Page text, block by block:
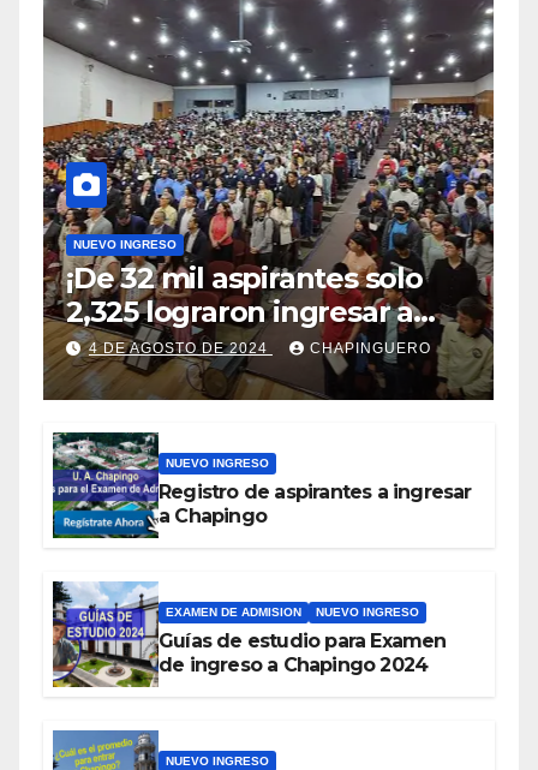
NUEVO INGRESO
¡De 32 mil aspirantes solo
2,325 lograron ingresar a
Chapingo!
4 DE AGOSTO DE 2024 CHAPINGUERO
NUEVO INGRESO
Registro de aspirantes a ingresar
a Chapingo
EXAMEN DE ADMISION NUEVO INGRESO
Guías de estudio para Examen
de ingreso a Chapingo 2024
NUEVO INGRESO